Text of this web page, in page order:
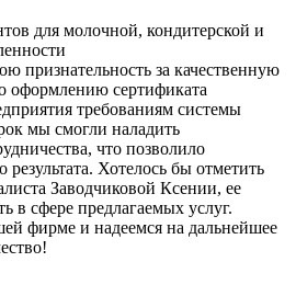
для молочной, кондитерской и
признательность за качественную
оформлению сертификата
требованиям системы
мы смогли наладить
что позволило
результата. Хотелось бы отметить
Заводчиковой Ксении, ее
в сфере предлагаемых услуг.
фирме и надеемся на дальнейшее